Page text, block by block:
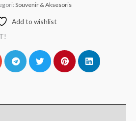
Souvenir & Aksesoris
Add to wishlist